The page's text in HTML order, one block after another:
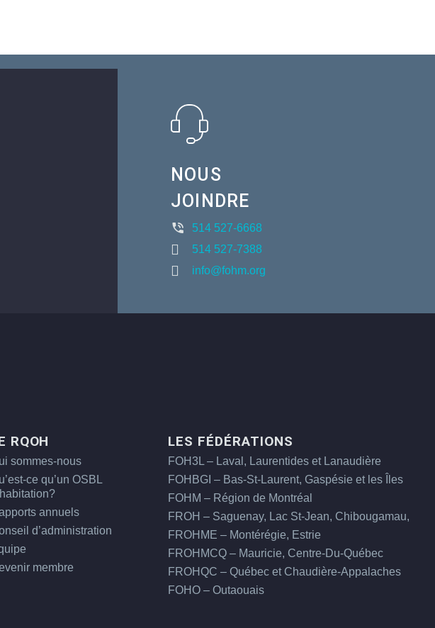
NOUS
JOINDRE
514 527-6668
514 527-7388
info@fohm.org
RQOH
sommes-nous
ce qu’un OSBL
annuels
d’administration
membre
LES FÉDÉRATIONS
FOH3L – Laval, Laurentides et Lanaudière
FOHBGI – Bas-St-Laurent, Gaspésie et les Îles
FOHM – Région de Montréal
FROH – Saguenay, Lac St-Jean, Chibougamau,
FROHME – Montérégie, Estrie
FROHMCQ – Mauricie, Centre-Du-Québec
FROHQC – Québec et Chaudière-Appalaches
FOHO – Outaouais